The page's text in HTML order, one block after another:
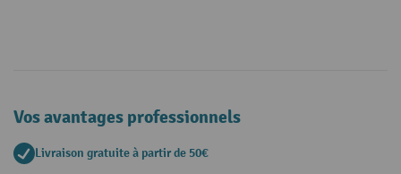
Vos avantages professionnels
Livraison gratuite à partir de 50€